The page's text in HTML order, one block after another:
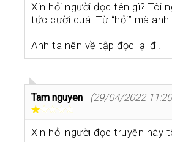
Xin hỏi người đọc tên gì? Tôi
tức cười quá. Từ “hỏi” mà anh
…
Anh ta nên về tập đọc lại đi!
Tam nguyen (29/04/2022
Xin hỏi người đọc truyện này